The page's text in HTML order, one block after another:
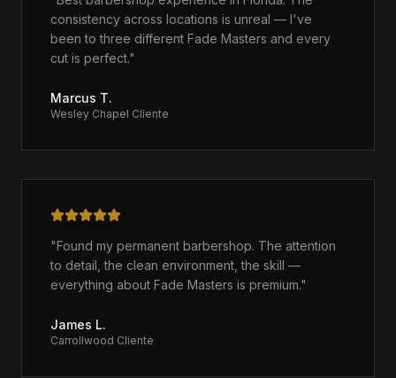
consistency across locations is unreal — I've
been to three different Fade Masters and every
cut is perfect."
Marcus T.
Wesley Chapel Cliente
"Found my permanent barbershop. The attention
to detail, the clean environment, the skill —
everything about Fade Masters is premium."
James L.
Carrollwood Cliente